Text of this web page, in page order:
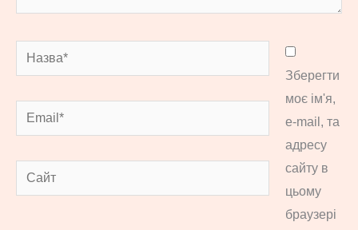
Назва*
Email*
Сайт
Зберегти
моє ім'я,
e-mail, та
адресу
сайту в
цьому
браузері